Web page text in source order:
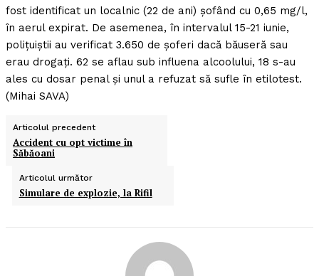
fost identificat un localnic (22 de ani) şofând cu 0,65 mg/l,
în aerul expirat. De asemenea, în intervalul 15-21 iunie,
poliţuiştii au verificat 3.650 de şoferi dacă băuseră sau
erau drogaţi. 62 se aflau sub influena alcoolului, 18 s-au
ales cu dosar penal şi unul a refuzat să sufle în etilotest.
(Mihai SAVA)
Articolul precedent
Accident cu opt victime în
Săbăoani
Articolul următor
Simulare de explozie, la Rifil